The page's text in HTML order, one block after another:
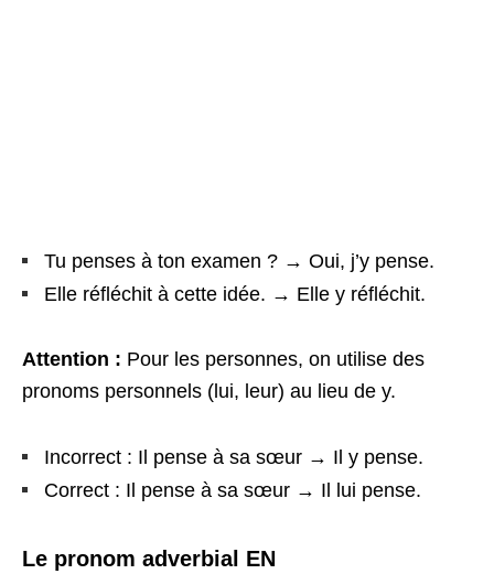
Tu penses à ton examen ? → Oui, j’y pense.
Elle réfléchit à cette idée. → Elle y réfléchit.
Attention : Pour les personnes, on utilise des
pronoms personnels (lui, leur) au lieu de y.
Incorrect : Il pense à sa sœur → Il y pense.
Correct : Il pense à sa sœur → Il lui pense.
Le pronom adverbial EN